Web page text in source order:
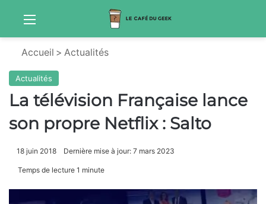
Accueil > Actualités
Actualités
La télévision Française lance
son propre Netflix : Salto
18 juin 2018 Dernière mise à jour: 7 mars 2023
Temps de lecture 1 minute